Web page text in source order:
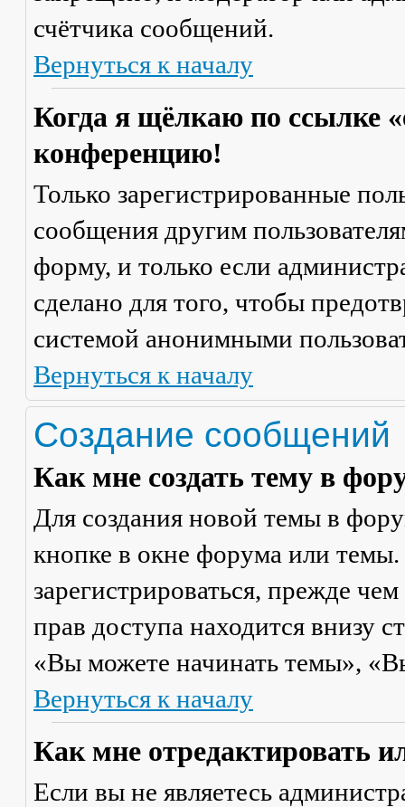
счётчика сообщений.
Вернуться к началу
Когда я щёлкаю по ссылке
конференцию!
Только зарегистрированные
сообщения другим
форму, и только если
сделано для того, чтобы
системой анонимными
Вернуться к началу
Создание сообщений
Как мне создать тему в
Для создания новой темы в
кнопке в окне форума или
зарегистрироваться, прежде
прав доступа находится внизу
«Вы можете начинать темы»,
Вернуться к началу
Как мне отредактировать
Если вы не являетесь